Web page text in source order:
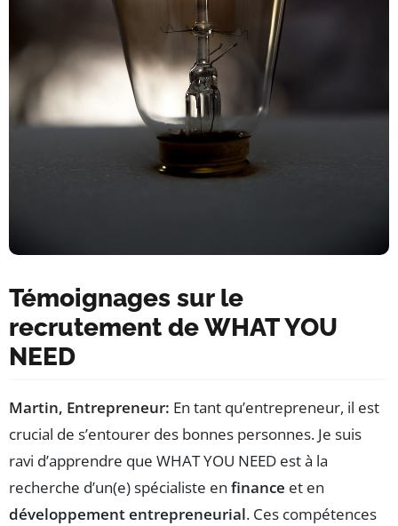
Témoignages sur le
recrutement de WHAT YOU
NEED
Martin, Entrepreneur: En tant qu’entrepreneur, il est
crucial de s’entourer des bonnes personnes. Je suis
ravi d’apprendre que WHAT YOU NEED est à la
recherche d’un(e) spécialiste en finance et en
développement entrepreneurial. Ces compétences